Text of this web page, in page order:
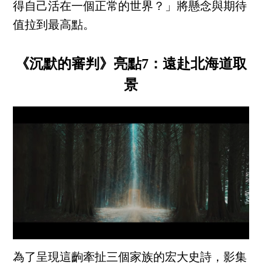
得自己活在一個正常的世界？」將懸念與期待
值拉到最高點。
《沉默的審判》亮點7：遠赴北海道取
景
為了呈現這齣牽扯三個家族的宏大史詩，影集